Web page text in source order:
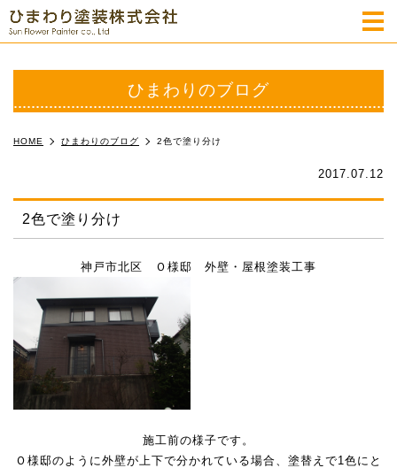
ひまわりのブログ
HOME ひまわりのブログ 2色で塗り分け
2017.07.12
2色で塗り分け
神戸市北区 Ｏ様邸 外壁・屋根塗装工事
施工前の様子です。
Ｏ様邸のように外壁が上下で分かれている場合、塗替えで1色にと